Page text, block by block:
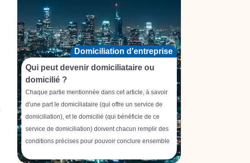
Domiciliation d'entreprise
Qui peut devenir domiciliataire ou
domicilié ?
Chaque partie mentionnée dans cet article, à savoir
d'une part le domiciliataire (qui offre un service de
domiciliation), et le domicilié (qui bénéficie de ce
service de domiciliation) doivent chacun remplir des
conditions précises pour pouvoir conclure ensemble